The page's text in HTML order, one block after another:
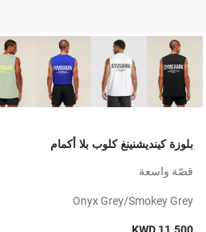
بلوزة كينديشنينغ كلوب بلا أكمام
قصّة واسعة
Onyx Grey/smokey Grey
KWD 11.500